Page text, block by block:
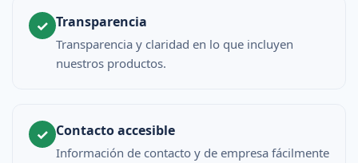
✓ Transparencia
Transparencia y claridad en lo que incluyen
nuestros productos.
✓ Contacto accesible
Información de contacto y de empresa fácilmente